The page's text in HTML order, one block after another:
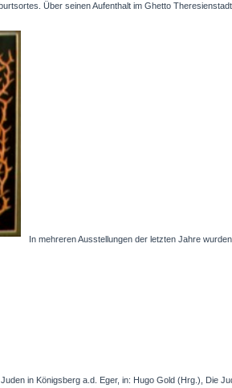
Über seinen Aufenthalt im Ghetto
In mehreren Ausstellungen der letzten Jahre
in Königsberg a.d. Eger, in: Hugo Gold (Hrg.), Die